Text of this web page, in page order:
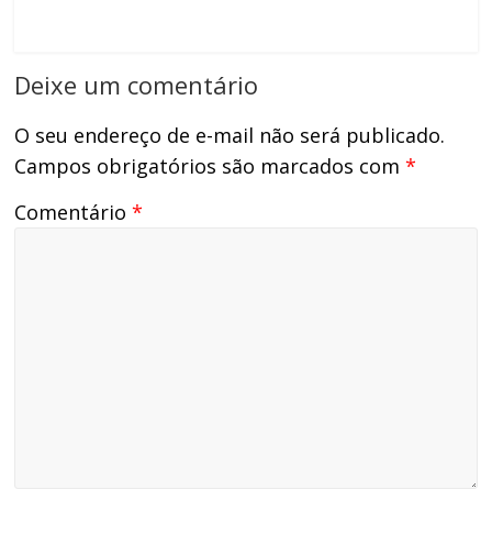
Deixe um comentário
O seu endereço de e-mail não será publicado.
Campos obrigatórios são marcados com*
Comentário*